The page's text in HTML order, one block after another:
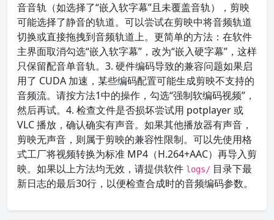
音音轨（如选择了“嵌入软字幕”且未覆盖音轨），剪映
可能选择了静音的轨道。可以尝试在剪映中将音频轨道
切换或直接拖拽到音频轨道上。更简单的方法：在软件
主界面取消勾选“嵌入软字幕”，改为“嵌入硬字幕”，这样
只保留配音单音轨。3. 硬件编码导致的兼容问题如果启
用了 CUDA 加速，某些编码配置可能生成剪映不支持的
音频流。请按方法1中的操作，勾选“强制软编码视频”，
然后再试。4. 检查文件是否损坏尝试用 potplayer 或
VLC 播放，确认确实有声音。如果其他播放器有声音，
剪映无声音，则属于剪映的兼容性限制。可以先使用格
式工厂将视频转换为标准 MP4（H.264+AAC）再导入剪
映。如果以上方法均无效，请提供软件 logs/ 目录下最
新日志的最后30行，以便检查合成时的音频编码参数。